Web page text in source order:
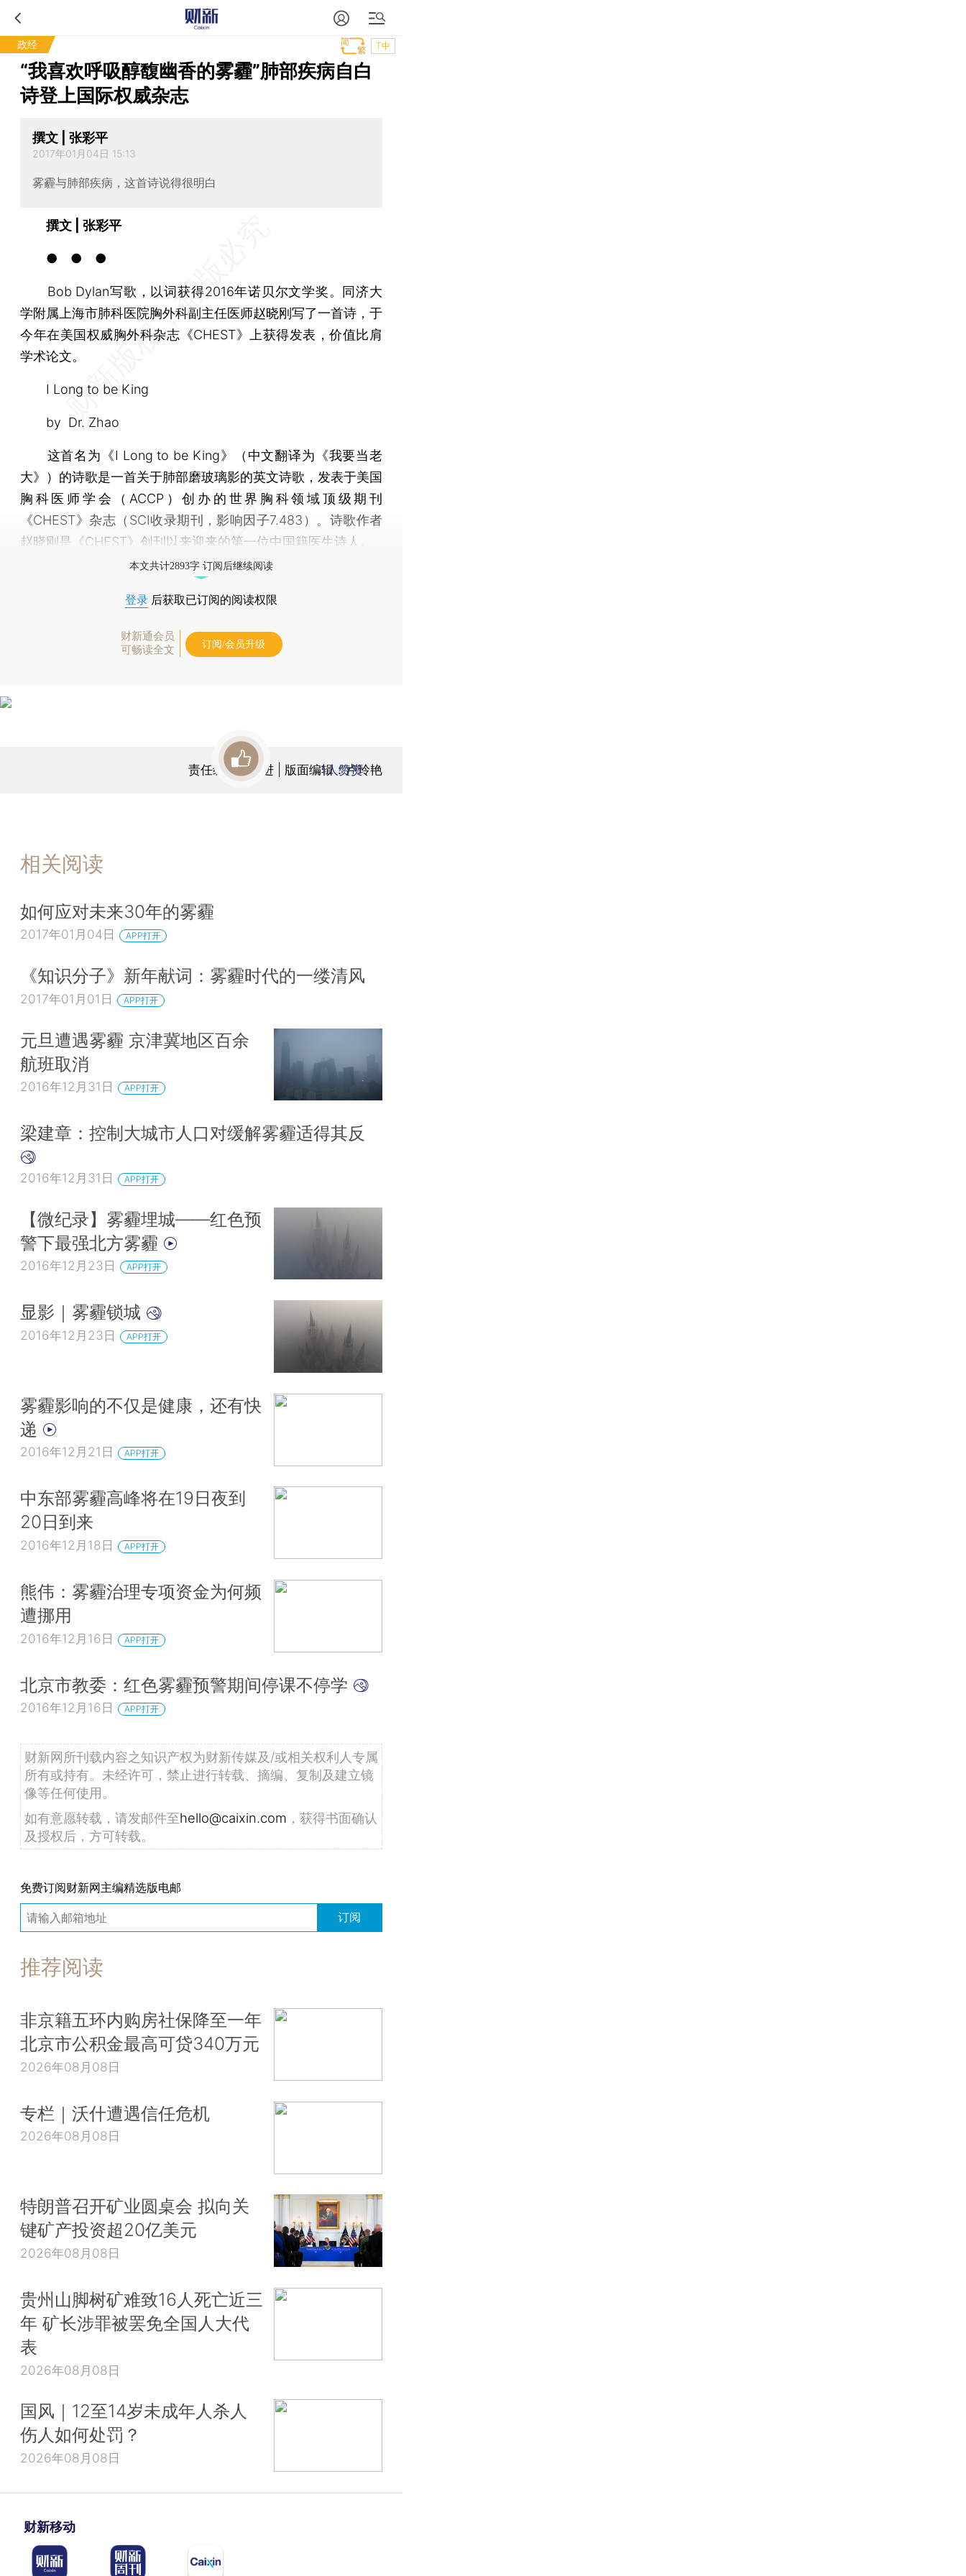
政经 T中
“我喜欢呼吸醇馥幽香的雾霾”肺部疾病自白
诗登上国际权威杂志
撰文 | 张彩平
2017年01月04日 15:13
雾霾与肺部疾病，这首诗说得很明白
撰文 | 张彩平
● ● ●
Bob Dylan写歌，以词获得2016年诺贝尔文学奖。同济大
学附属上海市肺科医院胸外科副主任医师赵晓刚写了一首诗，于
今年在美国权威胸外科杂志《CHEST》上获得发表，价值比肩
学术论文。
I Long to be King
by Dr. Zhao
这首名为《I Long to be King》（中文翻译为《我要当老
大》）的诗歌是一首关于肺部磨玻璃影的英文诗歌，发表于美国
胸科医师学会（ACCP）创办的世界胸科领域顶级期刊
《CHEST》杂志（SCI收录期刊，影响因子7.483）。诗歌作者
赵晓刚是《CHEST》创刊以来迎来的第一位中国籍医生诗人。
本文共计2893字 订阅后继续阅读
登录 后获取已订阅的阅读权限
财新通会员
可畅读全文
订阅/会员升级
责任编辑：张进 | 版面编辑：卢玲艳
1人赞赏
相关阅读
如何应对未来30年的雾霾
2017年01月04日 APP打开
《知识分子》新年献词：雾霾时代的一缕清风
2017年01月01日 APP打开
元旦遭遇雾霾 京津冀地区百余
航班取消
2016年12月31日 APP打开
梁建章：控制大城市人口对缓解雾霾适得其反
2016年12月31日 APP打开
【微纪录】雾霾埋城——红色预
警下最强北方雾霾
2016年12月23日 APP打开
显影｜雾霾锁城
2016年12月23日 APP打开
雾霾影响的不仅是健康，还有快
递
2016年12月21日 APP打开
中东部雾霾高峰将在19日夜到
20日到来
2016年12月18日 APP打开
熊伟：雾霾治理专项资金为何频
遭挪用
2016年12月16日 APP打开
北京市教委：红色雾霾预警期间停课不停学
2016年12月16日 APP打开
财新网所刊载内容之知识产权为财新传媒及/或相关权利人专属
所有或持有。未经许可，禁止进行转载、摘编、复制及建立镜
像等任何使用。
如有意愿转载，请发邮件至hello@caixin.com ，获得书面确认
及授权后，方可转载。
免费订阅财新网主编精选版电邮
订阅
推荐阅读
非京籍五环内购房社保降至一年
北京市公积金最高可贷340万元
2026年08月08日
专栏｜沃什遭遇信任危机
2026年08月08日
特朗普召开矿业圆桌会 拟向关
键矿产投资超20亿美元
2026年08月08日
贵州山脚树矿难致16人死亡近三
年 矿长涉罪被罢免全国人大代
表
2026年08月08日
国风｜12至14岁未成年人杀人
伤人如何处罚？
2026年08月08日
财新移动